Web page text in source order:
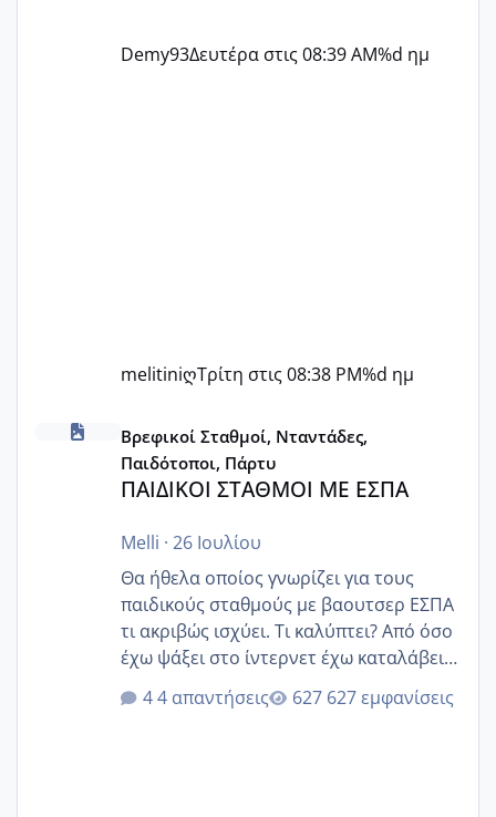
Demy93Δευτέρα στις 08:39 AM%d ημ
melitiniღΤρίτη στις 08:38 PM%d ημ
ΠΑΙΔΙΚΟΙ ΣΤΑΘΜΟΙ ΜΕ ΕΣΠΑ
Βρεφικοί Σταθμοί, Νταντάδες,
Παιδότοποι, Πάρτυ
ΠΑΙΔΙΚΟΙ ΣΤΑΘΜΟΙ ΜΕ ΕΣΠΑ
Melli · 26 Ιουλίου
Θα ήθελα οποίος γνωρίζει για τους
παιδικούς σταθμούς με βαουτσερ ΕΣΠΑ
τι ακριβώς ισχύει. Τι καλύπτει? Από όσο
έχω ψάξει στο ίντερνετ έχω καταλάβει
ότι το βαουτσερ καλύπτει όλα τα
δίδακτρα και τα τροφεια του ιδιωτικού
4 απαντήσεις 627 εμφανίσεις